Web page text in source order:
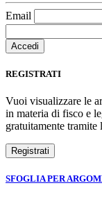
Email
REGISTRATI
Vuoi visualizzare le
in materia di fisco e
gratuitamente
SFOGLIA PER